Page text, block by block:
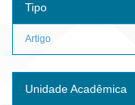
Tipo
Artigo
Unidade Acadêmica